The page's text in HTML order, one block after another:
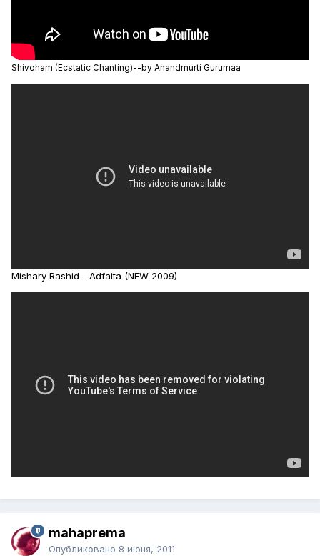
Shivoham (Ecstatic Chanting)--by Anandmurti Gurumaa
Mishary Rashid - Adfaita (NEW 2009)
mahaprema
Опубликовано 8 июня, 2011